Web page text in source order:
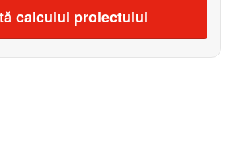
calculul proiectului